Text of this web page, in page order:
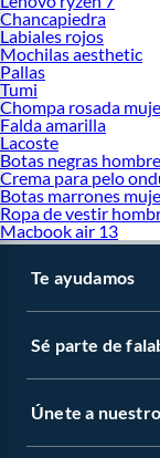
Chancapiedra
Labiales rojos
Mochilas aesthetic
Pallas
Tumi
Chompa rosada
Falda amarilla
Lacoste
Botas negras hombre
Crema para pelo
Botas marrones
Ropa de vestir
Macbook air 13
Te ayudamos
Sé parte de
Únete a